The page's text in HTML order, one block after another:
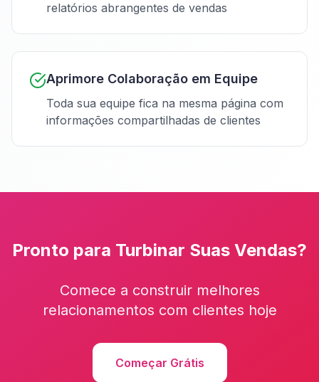
relatórios abrangentes de vendas
Aprimore Colaboração em Equipe
Toda sua equipe fica na mesma página com
informações compartilhadas de clientes
Pronto para Turbinar Suas Vendas?
Comece a construir melhores
relacionamentos com clientes hoje
Começar Grátis